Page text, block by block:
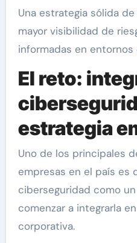
Una estrategia sólida
mayor visibilidad de
informadas en
El reto:
estrategia
Uno de los principales
empresas en el país es
ciberseguridad como
comenzar a integrarla
corporativa.